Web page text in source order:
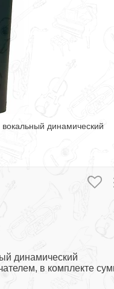
динамический
динамический
в комплекте